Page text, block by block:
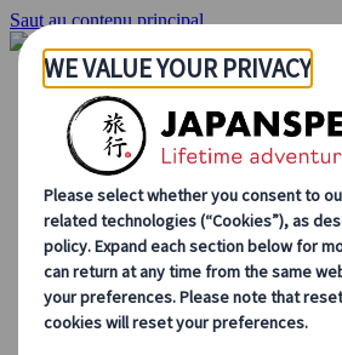
Saut au contenu principal
Accueil
Voyages
Circuits individuels
Circuits en groupe
Circuits autotours
Excursions
Voyages de groupe sur mesure
Japan Rail Pass
Découvrez notre travail
Qui sommes-nous ?
Notre équipe
Rejoignez notre équipe